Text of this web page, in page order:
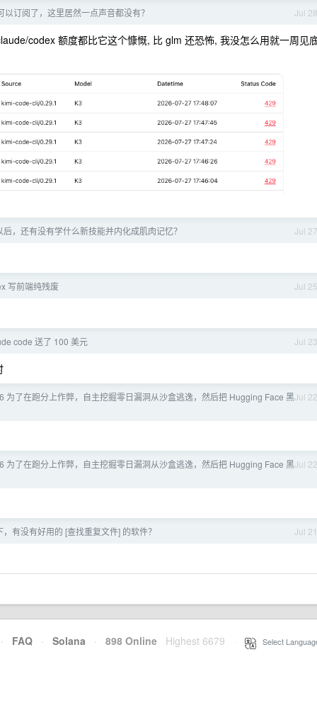
Jul 28
以订阅了，这里居然一点声音都没有？
codex 额度都比它这个慷慨, 比 glm 还恐怖, 我没怎么用就一周见
Jul 27
，还有没有学什么新技能并内化成肌肉记忆？
Jul 25
写前端纯残废
Jul 23
code 送了 100 美元
Jul 22
为了在跑分上作弊，自主挖掘零日漏洞从沙盒逃逸，然后把 Hugging Face 黑
Jul 22
为了在跑分上作弊，自主挖掘零日漏洞从沙盒逃逸，然后把 Hugging Face 黑
Jul 21
有没有好用的 [查找重复文件] 的软件？
· FAQ · Solana · 898 Online Highest 6679 Select